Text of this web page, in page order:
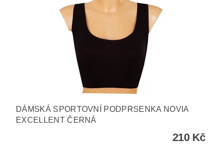
DÁMSKÁ SPORTOVNÍ PODPRSENKA NOVIA
EXCELLENT ČERNÁ
210 Kč